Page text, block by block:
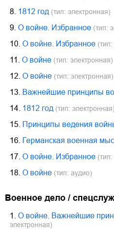
8. 1812 год (тип: электронная)
9. О войне. Избранное (тип:
10. О войне. Избранное
11. О войне (тип: электронная)
12. О войне (тип: электронная)
13. Важнейшие принципы
14. 1812 год (тип: электронная)
15. Принципы ведения
16. Германская военная
17. О войне. Избранное
18. О войне (тип: аудио)
военное дело /
1. О войне. Важнейшие
электронная)